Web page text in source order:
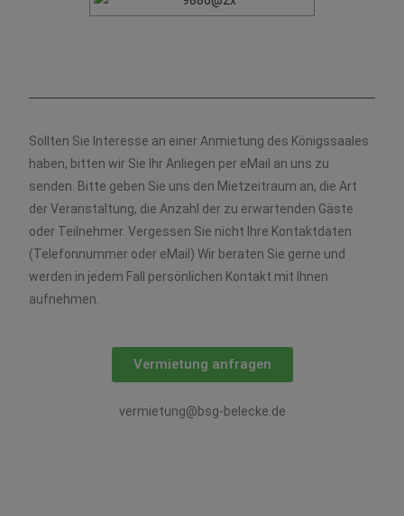
Sollten Sie Interesse an einer Anmietung des Königssaales
haben, bitten wir Sie Ihr Anliegen per eMail an uns zu
senden. Bitte geben Sie uns den Mietzeitraum an, die Art
der Veranstaltung, die Anzahl der zu erwartenden Gäste
oder Teilnehmer. Vergessen Sie nicht Ihre Kontaktdaten
(Telefonnummer oder eMail) Wir beraten Sie gerne und
werden in jedem Fall persönlichen Kontakt mit Ihnen
aufnehmen.
Vermietung anfragen
vermietung@bsg-belecke.de